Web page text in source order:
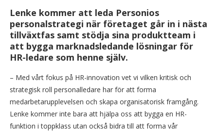
Lenke kommer att leda Personios
personalstrategi när företaget går in i nästa
tillväxtfas samt stödja sina produktteam i
att bygga marknadsledande lösningar för
HR-ledare som henne själv.
– Med vårt fokus på HR-innovation vet vi vilken kritisk och
strategisk roll personalledare har för att forma
medarbetarupplevelsen och skapa organisatorisk framgång.
Lenke kommer inte bara att hjälpa oss att bygga en HR-
funktion i toppklass utan också bidra till att forma vår